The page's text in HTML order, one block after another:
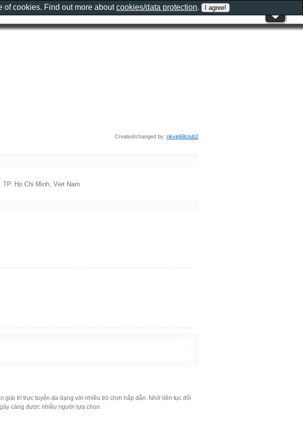
Created/changed by: rikvip68club2
Ho Chi Minh, Viet Nam
giải trí trực tuyến đa dạng với nhiều trò chơi hấp dẫn. Nhờ liên tục đổi
càng được nhiều người lựa chọn.
of cookies. Find out more aboutcookies/data protection.